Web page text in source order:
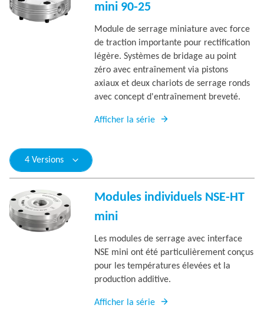
mini 90-25
Module de serrage miniature avec force
de traction importante pour rectification
légère. Systèmes de bridage au point
zéro avec entraînement via pistons
axiaux et deux chariots de serrage ronds
avec concept d'entraînement breveté.
Afficher la série
4 Versions
Modules individuels NSE-HT
mini
Les modules de serrage avec interface
NSE mini ont été particulièrement conçus
pour les températures élevées et la
production additive.
Afficher la série